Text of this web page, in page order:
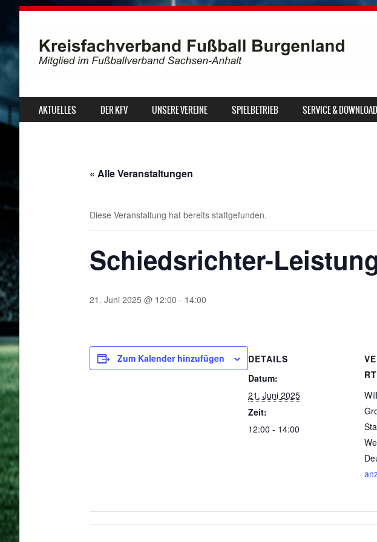
MENU
SKIP TO CONTENT
AKTUELLES DER KFV UNSERE VEREINE SPIELBETRIEB SERVICE &
« Alle Veranstaltungen
Diese Veranstaltung hat bereits stattgefunden.
Schiedsrichter-
21. Juni 2025 @ 12:00 - 14:00
Zum Kalender hinzufügen
DETAILS
Datum:
21. Juni 2025
Zeit:
12:00 - 14:00
RT